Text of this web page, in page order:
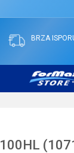
BRZA